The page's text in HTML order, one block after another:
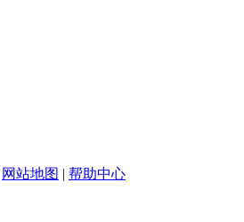
网站地图 | 帮助中心